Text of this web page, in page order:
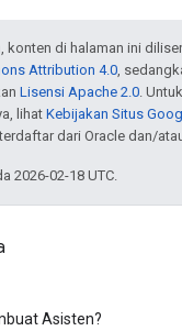
konten di halaman ini
Attribution 4.0,
Lisensi Apache 2.0.
lihat Kebijakan Situs
dari Oracle dan/
2026-02-18 UTC.
Asisten?